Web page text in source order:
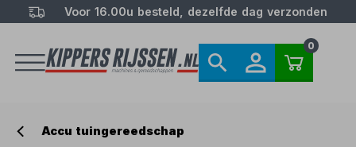
Voor 16.00u besteld, dezelfde dag verzonden
0
Accu tuingereedschap